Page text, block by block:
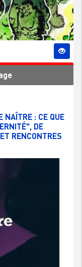
NAÎTRE : CE QUE
DE
RENCONTRES